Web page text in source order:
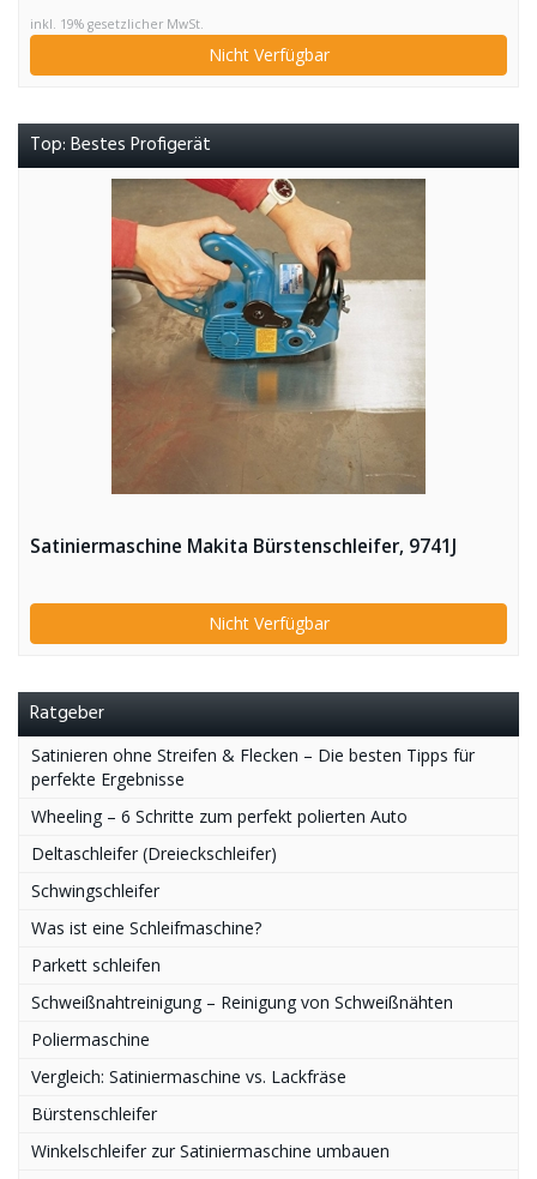
inkl. 19% gesetzlicher MwSt.
Nicht Verfügbar
Top: Bestes Profigerät
Satiniermaschine Makita Bürstenschleifer, 9741J
Nicht Verfügbar
Ratgeber
Satinieren ohne Streifen & Flecken – Die besten Tipps für
perfekte Ergebnisse
Wheeling – 6 Schritte zum perfekt polierten Auto
Deltaschleifer (Dreieckschleifer)
Schwingschleifer
Was ist eine Schleifmaschine?
Parkett schleifen
Schweißnahtreinigung – Reinigung von Schweißnähten
Poliermaschine
Vergleich: Satiniermaschine vs. Lackfräse
Bürstenschleifer
Winkelschleifer zur Satiniermaschine umbauen